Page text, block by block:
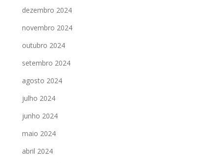
dezembro 2024
novembro 2024
outubro 2024
setembro 2024
agosto 2024
julho 2024
junho 2024
maio 2024
abril 2024